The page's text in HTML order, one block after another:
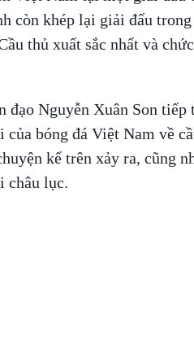
còn khép lại giải đấu
thủ xuất sắc nhất và
đạo Nguyễn Xuân Son tiếp
bóng đá Việt Nam về
kể trên xảy ra, cũng
châu lục.